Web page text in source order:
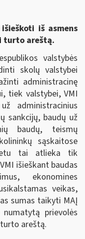
iš asmens
turto areštą.
valstybės
skolų valstybei
administracinę
tiek valstybei, VMI
administracinius
sankcijų, baudų už
baudų, teismų
sąskaitose
tai atlieka tik
išieškant baudas
ekonomines
veikas,
sumas taikyti MAĮ
prievolės
areštą.